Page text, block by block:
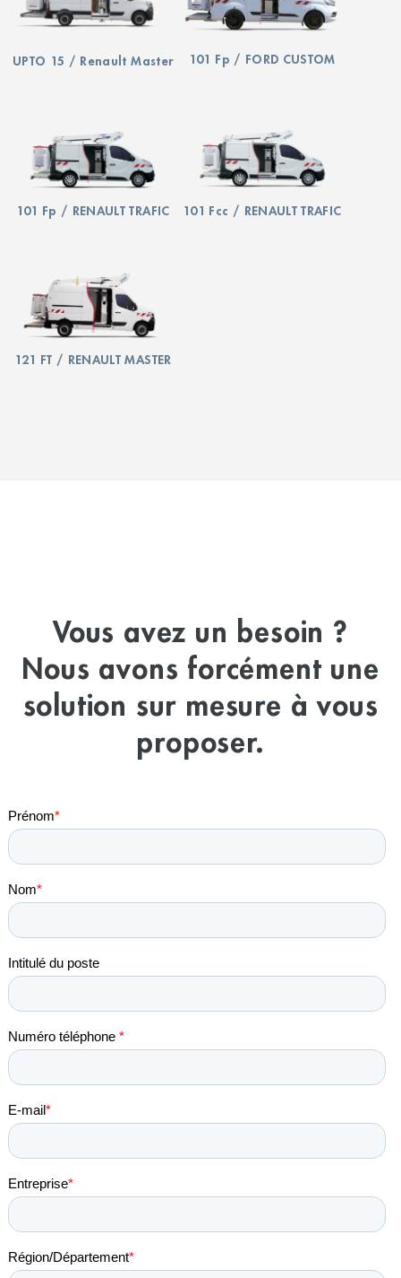
UPTO 15 / Renault Master 101 Fp / FORD CUSTOM
101 Fp / RENAULT TRAFIC 101 Fcc / RENAULT TRAFIC
121 FT / RENAULT MASTER
Vous avez un besoin ?
Nous avons forcément une
solution sur mesure à vous
proposer.